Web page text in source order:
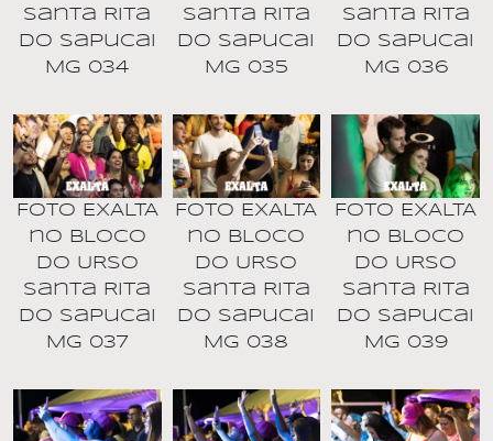
Santa Rita
do Sapucai
MG 034
Santa Rita
do Sapucai
MG 035
Santa Rita
do Sapucai
MG 036
Foto EXALTA
no BLOCO
DO URSO
Santa Rita
do Sapucai
MG 037
Foto EXALTA
no BLOCO
DO URSO
Santa Rita
do Sapucai
MG 038
Foto EXALTA
no BLOCO
DO URSO
Santa Rita
do Sapucai
MG 039